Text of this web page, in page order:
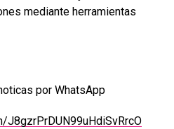
mediante herramientas
por WhatsApp
J8gzrPrDUN99uHdiSvRrcO